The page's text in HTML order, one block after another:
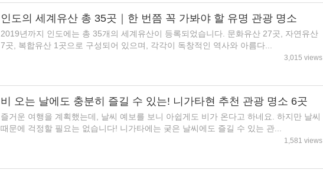
인도의 세계유산 총 35곳｜한 번쯤 꼭 가봐야 할 유명 관광 명소
2019년까지 인도에는 총 35개의 세계유산이 등록되었습니다. 문화유산 27곳, 자연유산
7곳, 복합유산 1곳으로 구성되어 있으며, 각각이 독창적인 역사와 아름다...
3,015 views
비 오는 날에도 충분히 즐길 수 있는! 니가타현 추천 관광 명소 6곳
즐거운 여행을 계획했는데, 날씨 예보를 보니 아쉽게도 비가 온다고 하네요. 하지만 날씨
때문에 걱정할 필요는 없습니다! 니가타에는 궂은 날씨에도 즐길 수 있는 관...
1,581 views